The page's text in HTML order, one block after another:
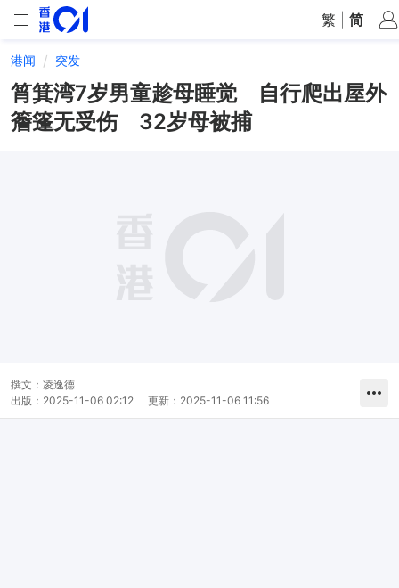
繁 简
港闻 突发
筲箕湾7岁男童趁母睡觉 自行爬出屋外
簷篷无受伤 32岁母被捕
撰文： 凌逸德
出版： 2025-11-06 02:12 更新： 2025-11-06 11:56